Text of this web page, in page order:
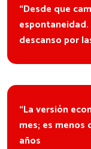
“Desde que
descanso por
“La versión
mes; es menos
años